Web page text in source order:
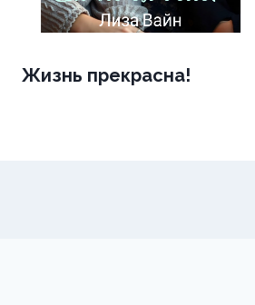
Жизнь прекрасна!